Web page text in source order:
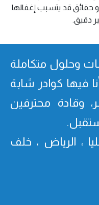
حقائق قد يتسبب إغفالها
دقيق.
وحلول متكاملة
فیھا كوادر شابة
وقادة محترفین
، الرياض ، خلف